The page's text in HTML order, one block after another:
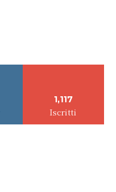
1,117
Iscritti